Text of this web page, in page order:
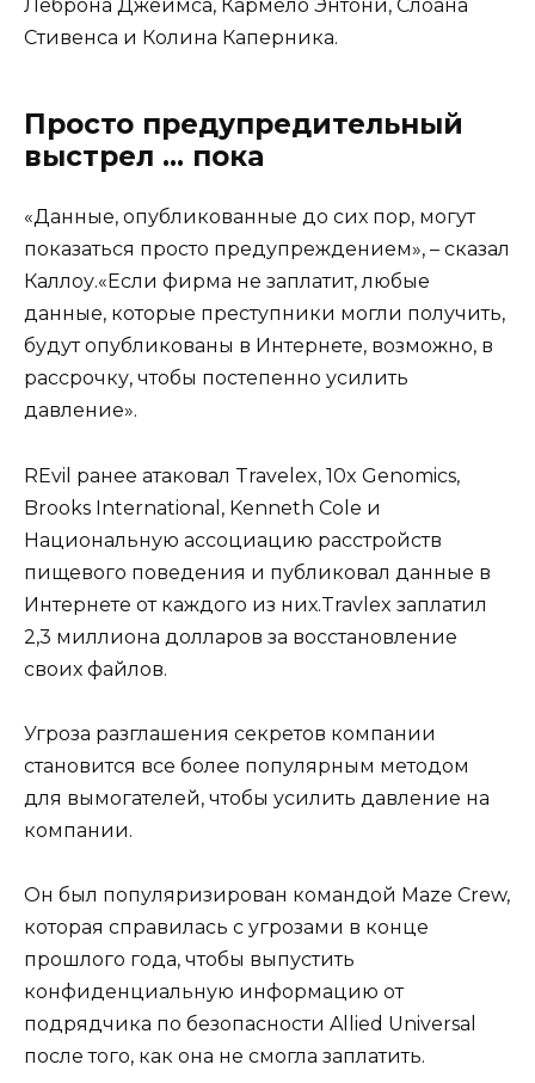
Леброна Джеймса, Кармело Энтони, Слоана
Стивенса и Колина Каперника.
Просто предупредительный
выстрел … пока
«Данные, опубликованные до сих пор, могут
показаться просто предупреждением», – сказал
Каллоу.«Если фирма не заплатит, любые
данные, которые преступники могли получить,
будут опубликованы в Интернете, возможно, в
рассрочку, чтобы постепенно усилить
давление».
REvil ранее атаковал Travelex, 10x Genomics,
Brooks International, Kenneth Cole и
Национальную ассоциацию расстройств
пищевого поведения и публиковал данные в
Интернете от каждого из них.Travlex заплатил
2,3 миллиона долларов за восстановление
своих файлов.
Угроза разглашения секретов компании
становится все более популярным методом
для вымогателей, чтобы усилить давление на
компании.
Он был популяризирован командой Maze Crew,
которая справилась с угрозами в конце
прошлого года, чтобы выпустить
конфиденциальную информацию от
подрядчика по безопасности Allied Universal
после того, как она не смогла заплатить.